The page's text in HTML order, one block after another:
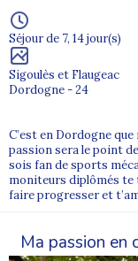
Séjour de 7, 14 jour(s)
Sigoulès et Flaugeac
Dordogne - 24
C’est en Dordogne
passion sera le point
sois fan de sports
moniteurs diplômés
faire progresser et
Ma passion en